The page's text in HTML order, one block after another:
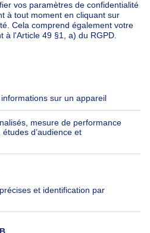
Belfius
Assurances
Check-list déménagement
Suivez-nous